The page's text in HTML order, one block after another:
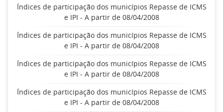
Índices de participação dos municípios Repasse de ICMS
e IPI - A partir de 08/04/2008
Índices de participação dos municípios Repasse de ICMS
e IPI - A partir de 08/04/2008
Índices de participação dos municípios Repasse de ICMS
e IPI - A partir de 08/04/2008
Índices de participação dos municípios Repasse de ICMS
e IPI - A partir de 08/04/2008